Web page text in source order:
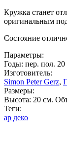
Кружка станет
оригинальным
Состояние
Параметры:
Годы: пер. пол. 20
Изготовитель:
Simon Peter Gerz,
Размеры:
Высота: 20 см.
Теги:
ар деко